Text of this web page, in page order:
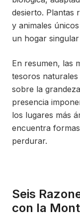
desierto. Plantas
y animales
un hogar
En resumen, las
tesoros
sobre la
presencia
los lugares más
encuentra
perdurar.
Seis
con la